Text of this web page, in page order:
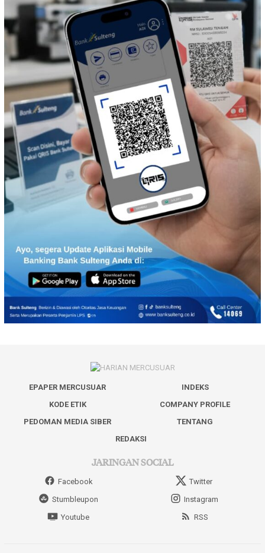
EPAPER MERCUSUAR
INDEKS
KODE ETIK
COMPANY PROFILE
PEDOMAN MEDIA SIBER
TENTANG
REDAKSI
JARINGAN SOCIAL
Facebook
Twitter
Stumbleupon
Instagram
Youtube
RSS